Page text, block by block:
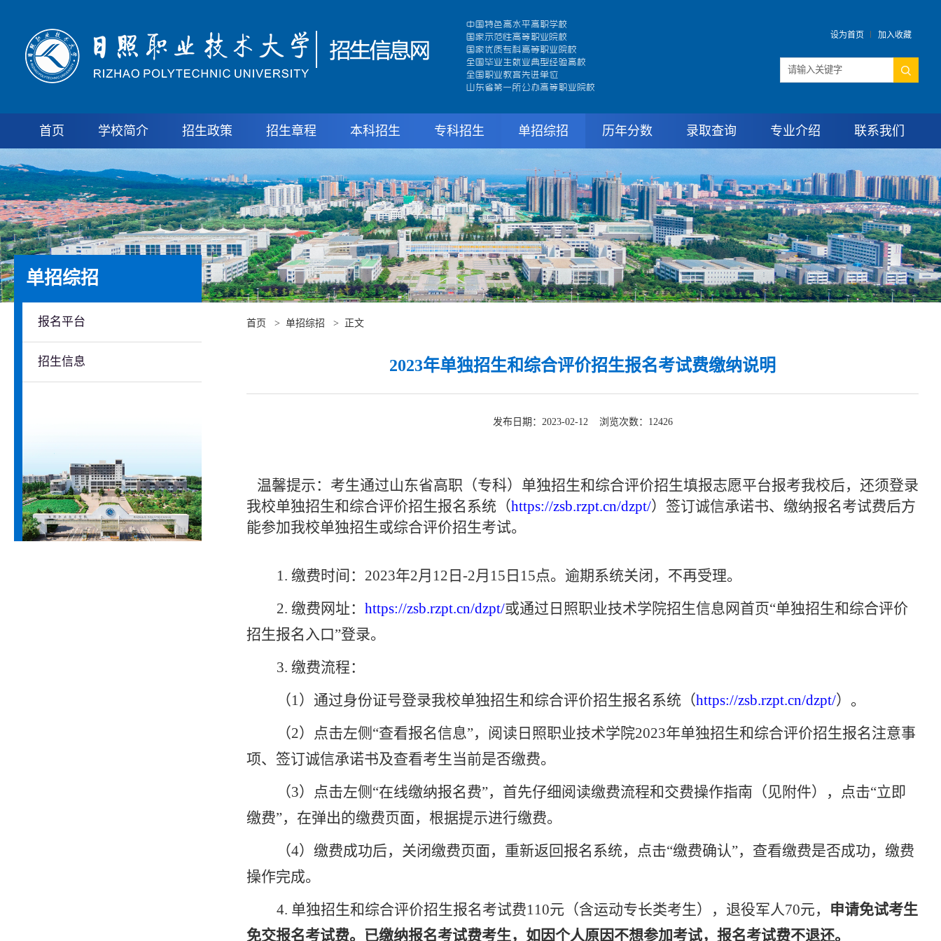
设为首页 加入收藏
首页 学校简介 招生政策 招生章程 本科招生 专科招生 单招综招 历年分数 录取查询 专业介绍 联系我们
单招综招
报名平台
招生信息
首页 > 单招综招 > 正文
2023年单独招生和综合评价招生报名考试费缴纳说明
发布日期：2023-02-12 浏览次数： 12426
温馨提示：考生通过山东省高职（专科）单独招生和综合评价招生填报志愿平台报考我校后，还须登录
我校单独招生和综合评价招生报名系统（https://zsb.rzpt.cn/dzpt/）签订诚信承诺书、缴纳报名考试费后方
能参加我校单独招生或综合评价招生考试。
1. 缴费时间： 2023年2月12日-2月15日15点。逾期系统关闭，不再受理。
2. 缴费网址： https://zsb.rzpt.cn/dzpt/或通过日照职业技术学院招生信息网首页“单独招生和综合评价
招生报名入口”登录。
3. 缴费流程：
（1） 通过身份证号登录我校单独招生和综合评价招生报名系统（https://zsb.rzpt.cn/dzpt/）。
（2） 点击左侧 “查看报名信息”，阅读日照职业技术学院2023年单独招生和综合评价招生报名注意事
项、签订诚信承诺书及查看考生当前是否缴费。
（3） 点击左侧 “在线缴纳报名费”，首先仔细阅读缴费流程和交费操作指南（见附件），点击“立即
缴费”，在弹出的缴费页面，根据提示进行缴费。
（4） 缴费成功后，关闭缴费页面，重新返回报名系统，点击“缴费确认”，查看缴费是否成功，缴费
操作完成。
4. 单独招生和综合评价招生报名考试费110元（含运动专长类考生），退役军人70元， 申请免试考生
免交报名考试费。已缴纳报名考试费考生，如因个人原因不想参加考试，报名考试费不退还。